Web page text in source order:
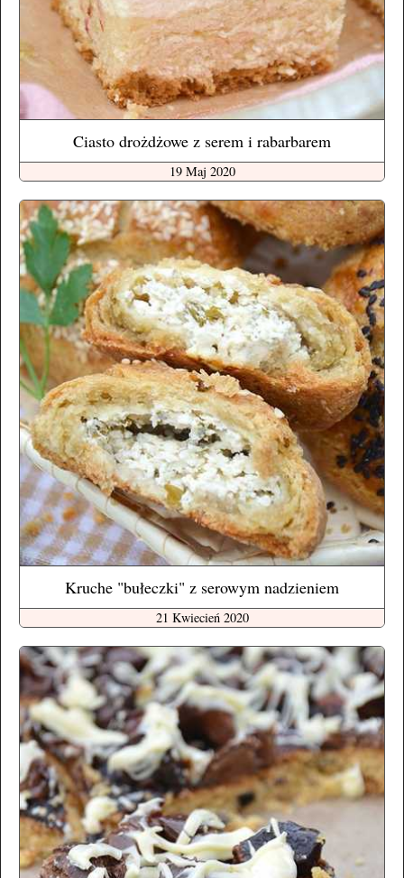
Ciasto drożdżowe z serem i rabarbarem
19 Maj 2020
Kruche "bułeczki" z serowym nadzieniem
21 Kwiecień 2020